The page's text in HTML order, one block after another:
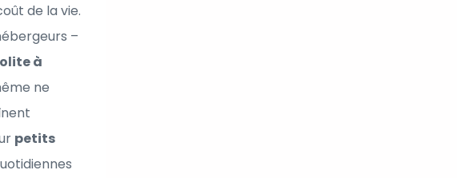
de la vie.
–
à
ne
petits